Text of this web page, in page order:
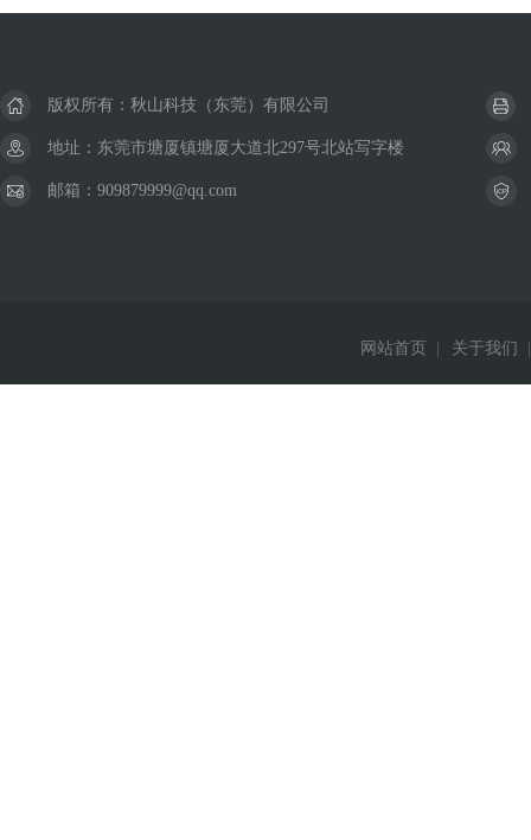
版权所有：秋山科技（东莞）有限公司
地址：东莞市塘厦镇塘厦大道北297号北站写字楼
邮箱：909879999@qq.com
网站首页 关于我们